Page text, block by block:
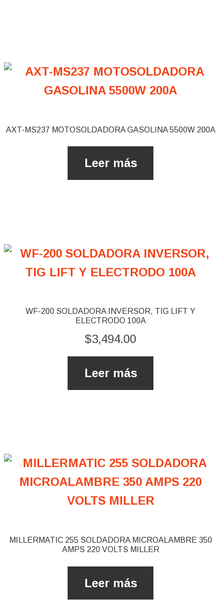
AXT-MS237 MOTOSOLDADORA GASOLINA 5500W 200A
Leer más
WF-200 SOLDADORA INVERSOR, TIG LIFT Y
ELECTRODO 100A
$3,494.00
Leer más
MILLERMATIC 255 SOLDADORA MICROALAMBRE 350
AMPS 220 VOLTS MILLER
Leer más